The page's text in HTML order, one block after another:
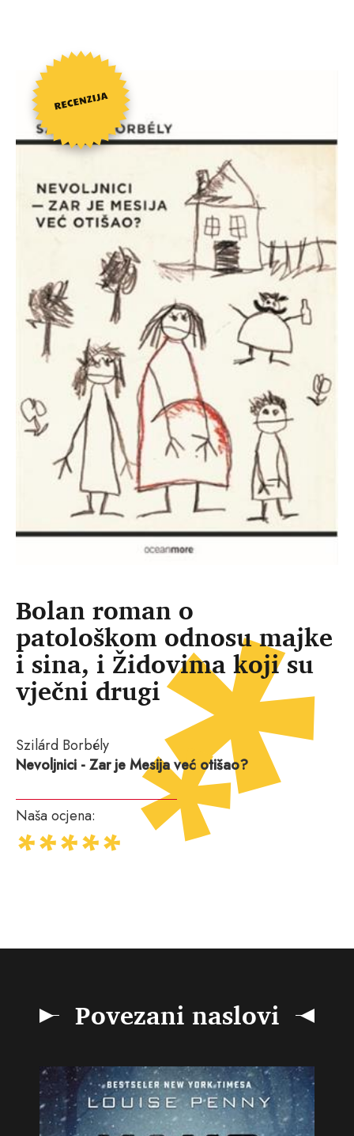
Bolan roman o
patološkom odnosu majke
i sina, i Židovima koji su
vječni drugi
Szilárd Borbély
Nevoljnici - Zar je Mesija već otišao?
Naša ocjena:
Povezani naslovi